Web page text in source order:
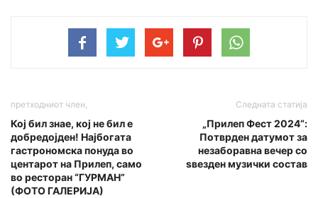
претходниот член,
Кој бил знае, кој не бил е
добредојден! Најбогата
гастрономска понуда во
центарот на Прилеп, само
во ресторан “ГУРМАН”
(ФОТО ГАЛЕРИЈА)
Следната статија
„Прилеп Фест 2024“:
Потврден датумот за
незаборавна вечер со
ѕвезден музички состав